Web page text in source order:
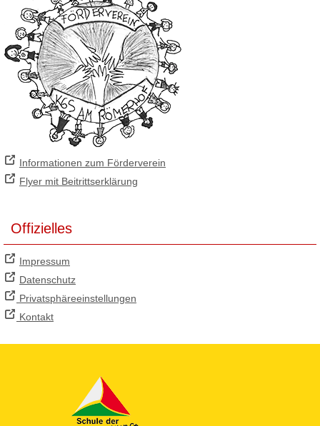
Informationen zum Förderverein
Flyer mit Beitrittserklärung
Offizielles
Impressum
Datenschutz
Privatsphäreeinstellungen
Kontakt